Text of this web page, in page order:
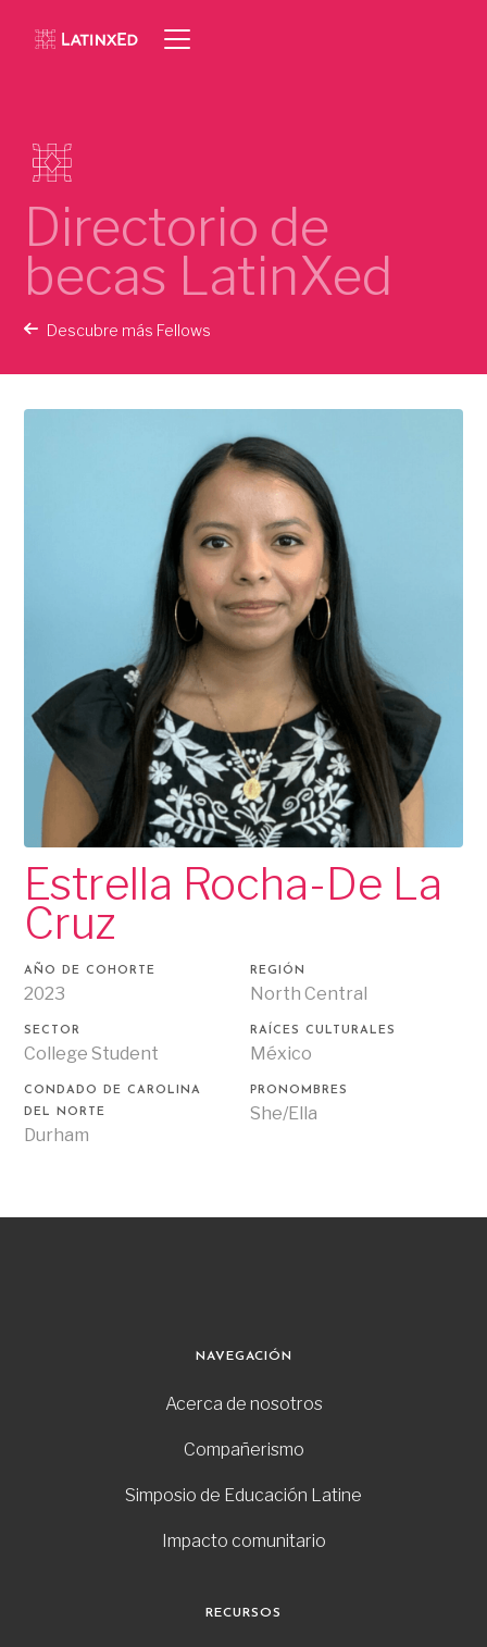
Directorio de
becas LatinXed
Descubre más Fellows
Estrella Rocha-De La
Cruz
AÑO DE COHORTE
2023
REGIÓN
North Central
SECTOR
College Student
RAÍCES CULTURALES
México
CONDADO DE CAROLINA
DEL NORTE
Durham
PRONOMBRES
She/Ella
NAVEGACIÓN
Acerca de nosotros
Compañerismo
Simposio de Educación Latine
Impacto comunitario
RECURSOS